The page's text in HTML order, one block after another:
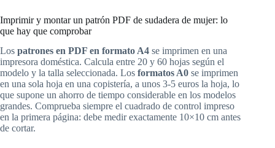
Imprimir y montar un patrón PDF de sudadera de mujer: lo
que hay que comprobar
Los patrones en PDF en formato A4 se imprimen en una
impresora doméstica. Calcula entre 20 y 60 hojas según el
modelo y la talla seleccionada. Los formatos A0 se imprimen
en una sola hoja en una copistería, a unos 3-5 euros la hoja, lo
que supone un ahorro de tiempo considerable en los modelos
grandes. Comprueba siempre el cuadrado de control impreso
en la primera página: debe medir exactamente 10×10 cm antes
de cortar.